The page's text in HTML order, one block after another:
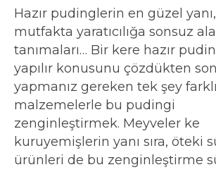
Hazır pudinglerin en güzel yanı,
mutfakta yaratıcılığa sonsuz
tanımaları… Bir kere hazır
yapılır konusunu çözdükten
yapmanız gereken tek şey farklı
malzemelerle bu pudingi
zenginleştirmek. Meyveler ke
kuruyemişlerin yanı sıra, öteki
ürünleri de bu zenginleştirme